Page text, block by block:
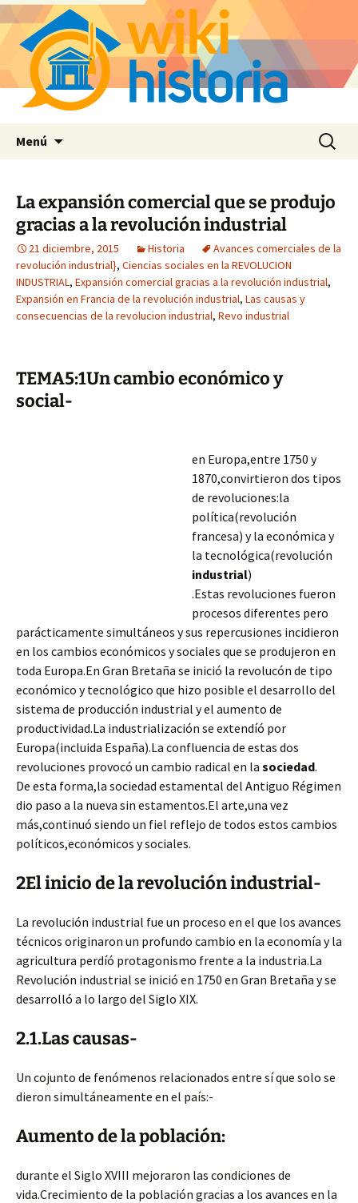
Menú Buscar:
La expansión comercial que se produjo
gracias a la revolución industrial
21 diciembre, 2015 Historia
Avances comerciales de la
revolución industrial}, Ciencias sociales en la REVOLUCION
INDUSTRIAL, Expansión comercial gracias a la revolución industrial,
Expansión en Francia de la revolución industrial, Las causas y
consecuencias de la revolucion industrial, Revo industrial
TEMA5:1Un cambio económico y
social-
en Europa,entre 1750 y
1870,convirtieron dos tipos
de revoluciones:la
política(revolución
francesa) y la económica y
la tecnológica(revolución
industrial)
.Estas revoluciones fueron
procesos diferentes pero
parácticamente simultáneos y sus repercusiones incidieron
en los cambios económicos y sociales que se produjeron en
toda Europa.En Gran Bretaña se inició la revolucón de tipo
económico y tecnológico que hizo posible el desarrollo del
sistema de producción industrial y el aumento de
productividad.La industrialización se extendíó por
Europa(incluida España).La confluencia de estas dos
revoluciones provocó un cambio radical en la sociedad.
De esta forma,la sociedad estamental del Antiguo Régimen
dio paso a la nueva sin estamentos.El arte,una vez
más,continuó siendo un fiel reflejo de todos estos cambios
políticos,económicos y sociales.
2El inicio de la revolución industrial-
La revolución industrial fue un proceso en el que los avances
técnicos originaron un profundo cambio en la economía y la
agricultura perdíó protagonismo frente a la industria.La
Revolución industrial se inició en 1750 en Gran Bretaña y se
desarrolló a lo largo del Siglo XIX.
2.1.Las causas-
Un cojunto de fenómenos relacionados entre sí que solo se
dieron simultáneamente en el país:-
Aumento de la población:
durante el Siglo XVIII mejoraron las condiciones de
vida.Crecimiento de la población gracias a los avances en la